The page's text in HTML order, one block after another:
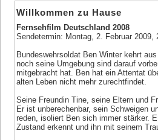
Willkommen zu Hause
Fernsehfilm Deutschland 2008
Sendetermin: Montag, 2. Februar 2009,
Bundeswehrsoldat Ben Winter kehrt
noch seine Umgebung sind darauf
mitgebracht hat. Ben hat ein Attentat
alten Leben nicht mehr zurechtfindet.
Seine Freundin Tine, seine Eltern und
Er ist unberechenbar, sein Schweigen
reden, isoliert Ben sich immer stärker.
Zustand erkennt und ihn mit seinem